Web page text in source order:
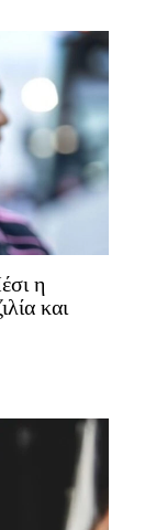
η
και